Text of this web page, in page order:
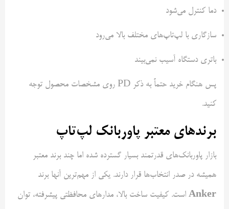
دما کنترل می‌شود
سازگاری با لپ‌تاپ‌های مختلف بالا می‌رود
باتری دستگاه آسیب نمی‌بیند
پس هنگام خرید حتماً به ذکر PD روی مشخصات محصول توجه
کنید.
برندهای معتبر پاوربانک لپ‌تاپ
بازار پاوربانک‌های قدرتمند بسیار گسترده شده اما چند برند معتبر
همیشه در صدر انتخاب‌ها قرار دارند. یکی از مهم‌ترین آنها برند
Anker است. کیفیت ساخت بالا، مدارهای محافظتی پیشرفته، توان